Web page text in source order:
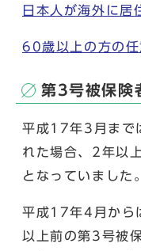
日本人が海外に居
60歳以上の方の任
第3号被保険
平成17年3月まで
れた場合、2年以
となっていました。
平成17年4月から
以上前の第3号被